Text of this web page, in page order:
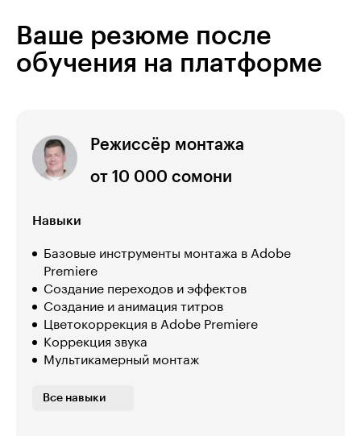
Ваше резюме после
обучения на платформе
Режиссёр монтажа
от 10 000 сомони
Навыки
Базовые инструменты монтажа в Adobe
Premiere
Создание переходов и эффектов
Создание и анимация титров
Цветокоррекция в Adobe Premiere
Коррекция звука
Мультикамерный монтаж
Все навыки